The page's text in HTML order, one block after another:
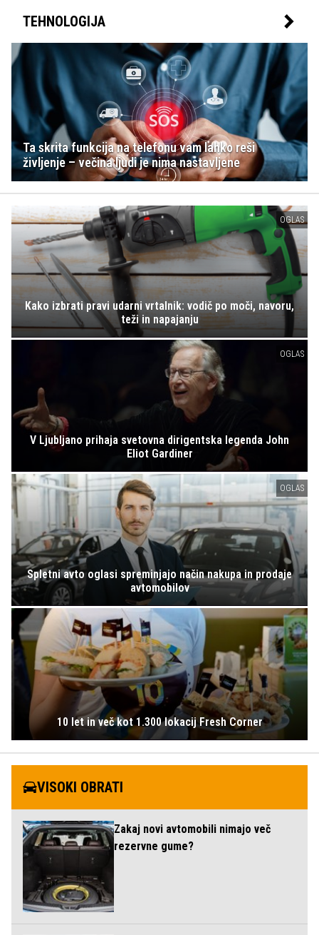
TEHNOLOGIJA
Ta skrita funkcija na telefonu vam lahko reši
življenje – večina ljudi je nima nastavljene
OGLAS
Kako izbrati pravi udarni vrtalnik: vodič po moči, navoru,
teži in napajanju
OGLAS
V Ljubljano prihaja svetovna dirigentska legenda John
Eliot Gardiner
OGLAS
Spletni avto oglasi spreminjajo način nakupa in prodaje
avtomobilov
10 let in več kot 1.300 lokacij Fresh Corner
VISOKI OBRATI
Zakaj novi avtomobili nimajo več
rezervne gume?